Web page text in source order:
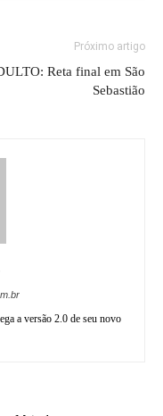
Próximo artigo
Reta final em São
Sebastião
a versão 2.0 de seu novo